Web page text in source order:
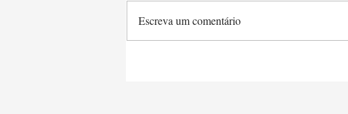
Escreva um comentário